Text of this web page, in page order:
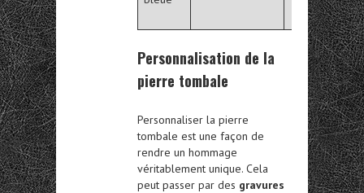
Personnalisation de la
pierre tombale
Personnaliser la pierre
tombale est une façon de
rendre un hommage
véritablement unique. Cela
peut passer par des gravures